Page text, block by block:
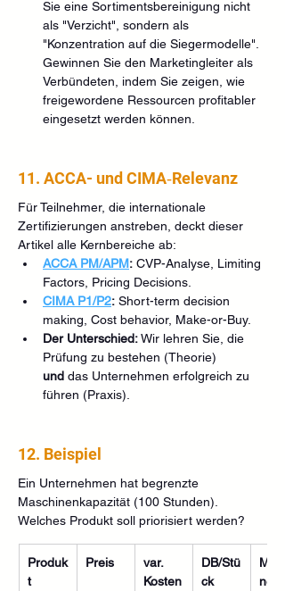
Sie eine Sortimentsbereinigung nicht
als "Verzicht", sondern als
"Konzentration auf die Siegermodelle".
Gewinnen Sie den Marketingleiter als
Verbündeten, indem Sie zeigen, wie
freigewordene Ressourcen profitabler
eingesetzt werden können.
11. ACCA- und CIMA‑Relevanz
Für Teilnehmer, die internationale
Zertifizierungen anstreben, deckt dieser
Artikel alle Kernbereiche ab:
ACCA PM/APM: CVP-Analyse, Limiting
Factors, Pricing Decisions.
CIMA P1/P2: Short-term decision
making, Cost behavior, Make-or-Buy.
Der Unterschied: Wir lehren Sie, die
Prüfung zu bestehen (Theorie)
und das Unternehmen erfolgreich zu
führen (Praxis).
12. Beispiel
Ein Unternehmen hat begrenzte
Maschinenkapazität (100 Stunden).
Welches Produkt soll priorisiert werden?
Produk
t
Preis
var.
Kosten
DB/Stü
ck